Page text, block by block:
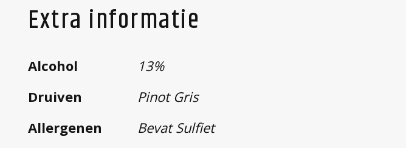
Extra informatie
Alcohol
13%
Druiven
Pinot Gris
Allergenen
Bevat Sulfiet